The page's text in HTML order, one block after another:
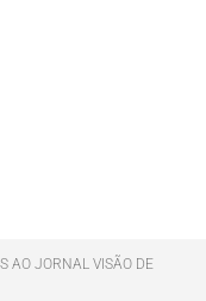
AO JORNAL VISÃO DE